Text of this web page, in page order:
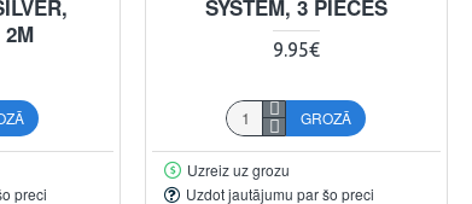
2M
preci
SYSTEM, 3 PIECES
9.95€
GROZĀ
Uzreiz uz grozu
Uzdot jautājumu par šo preci